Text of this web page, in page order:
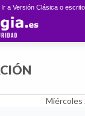
Ir a Versión Clásica o
Miércoles